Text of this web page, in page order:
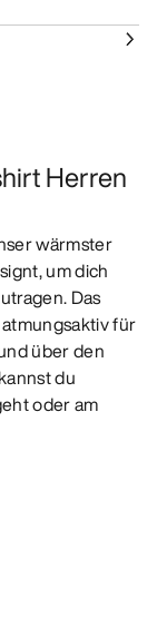
Herren
wärmster
um dich
Das
für
über den
du
oder am